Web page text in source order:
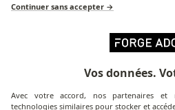
Continuer sans accepter →
Vos données.
Avec votre accord, nos partenaires et
technologies similaires pour stocker et